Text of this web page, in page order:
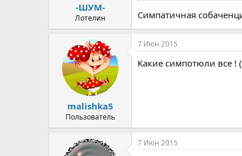
-ШУМ-
Лотелин Симпатичная
malishka5
Пользователь
7 Июн 2015
Какие симпотюли все !
7 Июн 2015